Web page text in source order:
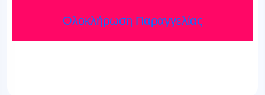
Ολοκλήρωση Παραγγελίας